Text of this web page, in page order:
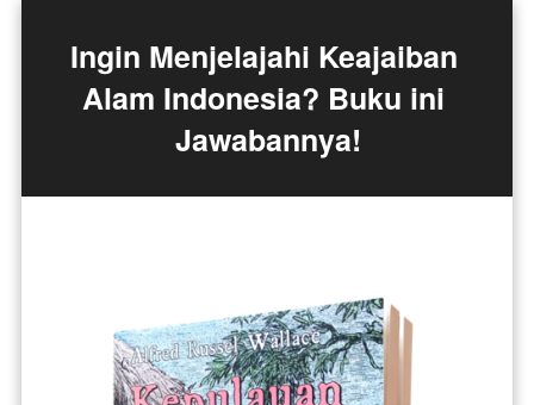
Ingin Menjelajahi Keajaiban
Alam Indonesia? Buku ini
Jawabannya!